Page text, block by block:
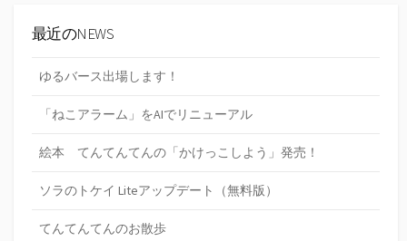
最近のNEWS
ゆるバース出場します！
「ねこアラーム」をAIでリニューアル
絵本 てんてんてんの「かけっこしよう」発売！
ソラのトケイ Liteアップデート（無料版）
てんてんてんのお散歩